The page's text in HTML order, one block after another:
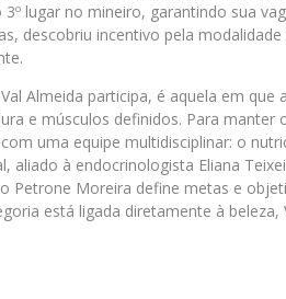
lugar no mineiro, garantindo sua
descobriu incentivo pela
Almeida participa, é aquela em
e músculos definidos. Para
uma equipe multidisciplinar: o
aliado à endocrinologista Eliana
Petrone Moreira define metas e
está ligada diretamente à